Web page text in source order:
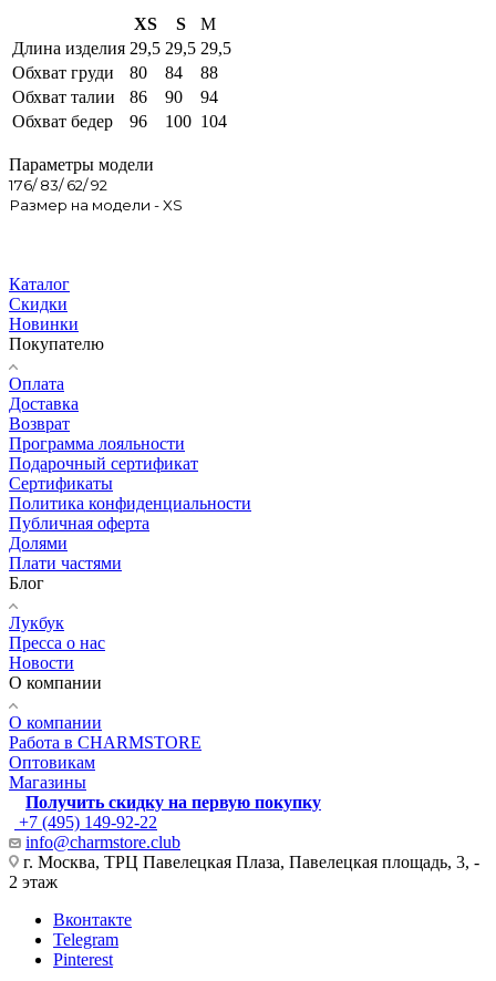
XS S
M
Длина изделия 29,5 29,5 29,5
Обхват груди
80 84
88
Обхват талии
86 90
94
Обхват бедер
96 100 104
Параметры модели
176/ 83/ 62/ 92
Размер на модели - XS
Каталог
Скидки
Новинки
Покупателю
Оплата
Доставка
Возврат
Программа лояльности
Подарочный сертификат
Сертификаты
Политика конфиденциальности
Публичная оферта
Долями
Плати частями
Блог
Лукбук
Пресса о нас
Новости
О компании
О компании
Работа в CHARMSTORE
Оптовикам
Магазины
Получить скидку на первую покупку
+7 (495) 149-92-22
info@charmstore.club
г. Москва, ТРЦ Павелецкая Плаза, Павелецкая площадь, 3, -
2 этаж
Вконтакте
Telegram
Pinterest